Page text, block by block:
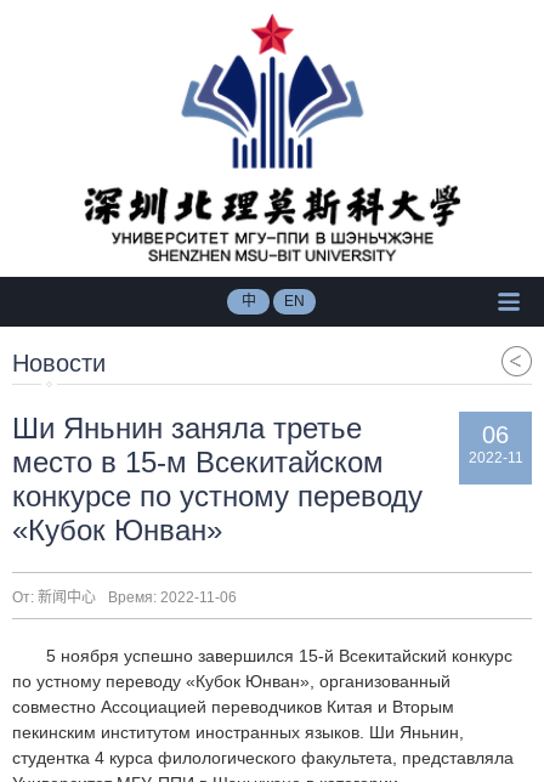
中 EN
Новости
Ши Яньнин заняла третье
место в 15-м Всекитайском
конкурсе по устному переводу
«Кубок Юнван»
06
2022-11
От: 新闻中心 Время: 2022-11-06
5 ноября успешно завершился 15-й Всекитайский конкурс
по устному переводу «Кубок Юнван», организованный
совместно Ассоциацией переводчиков Китая и Вторым
пекинским институтом иностранных языков. Ши Яньнин,
студентка 4 курса филологического факультета, представляла